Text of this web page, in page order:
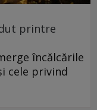
printre
încălcările
cele privind